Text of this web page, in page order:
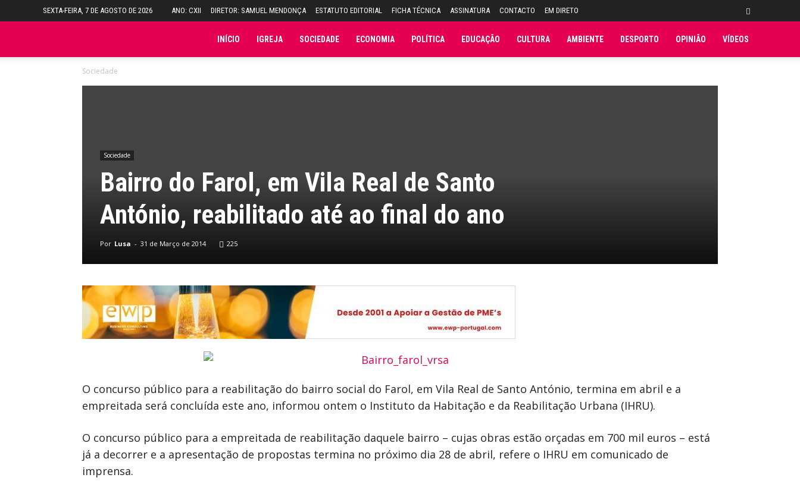
SEXTA-FEIRA, 7 DE AGOSTO DE 2026 ANO: CXII DIRETOR: SAMUEL MENDONÇA ESTATUTO EDITORIAL FICHA TÉCNICA ASSINATURA CONTACTO EM DIRETO
INÍCIO IGREJA SOCIEDADE ECONOMIA POLÍTICA EDUCAÇÃO CULTURA AMBIENTE DESPORTO OPINIÃO VÍDEOS
Sociedade
Sociedade
Bairro do Farol, em Vila Real de Santo
António, reabilitado até ao final do ano
Por Lusa - 31 de Março de 2014 225
O concurso público para a reabilitação do bairro social do Farol, em Vila Real de Santo António, termina em abril e a
empreitada será concluída este ano, informou ontem o Instituto da Habitação e da Reabilitação Urbana (IHRU).
O concurso público para a empreitada de reabilitação daquele bairro – cujas obras estão orçadas em 700 mil euros – está
já a decorrer e a apresentação de propostas termina no próximo dia 28 de abril, refere o IHRU em comunicado de
imprensa.